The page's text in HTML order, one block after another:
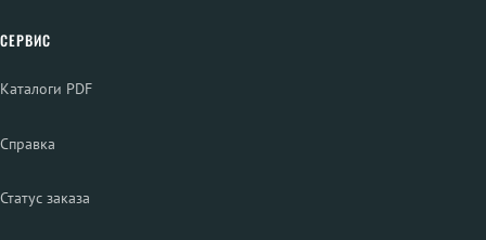
СЕРВИС
Каталоги PDF
Справка
Статус заказа